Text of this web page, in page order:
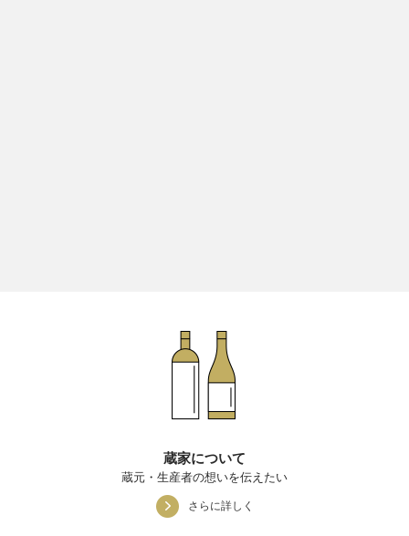
蔵家について
蔵元・生産者の想いを伝えたい
さらに詳しく